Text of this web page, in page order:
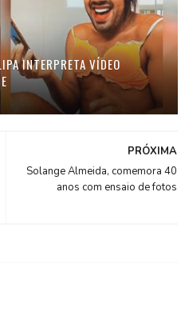
INTERPRETA VÍDEO
PRÓXIMA
Solange Almeida, comemora 40
anos com ensaio de fotos